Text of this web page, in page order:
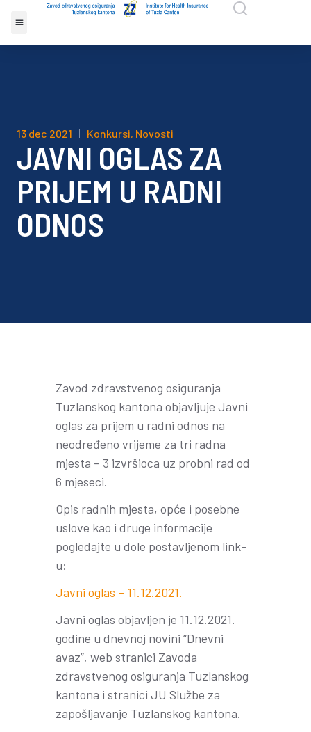
13 dec 2021 Konkursi, Novosti
JAVNI OGLAS ZA
PRIJEM U RADNI
ODNOS
Zavod zdravstvenog osiguranja
Tuzlanskog kantona objavljuje Javni
oglas za prijem u radni odnos na
neodređeno vrijeme za tri radna
mjesta – 3 izvršioca uz probni rad od
6 mjeseci.
Opis radnih mjesta, opće i posebne
uslove kao i druge informacije
pogledajte u dole postavljenom link-
u:
Javni oglas – 11.12.2021.
Javni oglas objavljen je 11.12.2021.
godine u dnevnoj novini “Dnevni
avaz”, web stranici Zavoda
zdravstvenog osiguranja Tuzlanskog
kantona i stranici JU Službe za
zapošljavanje Tuzlanskog kantona.